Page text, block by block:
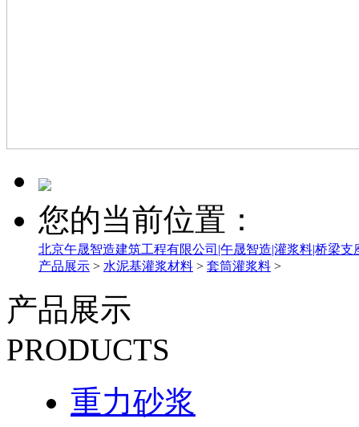
您的当前位置：
北京午晟智造建筑工程有限公司|午晟智造|灌浆料|桥梁
产品展示 > 水泥基灌浆材料 > 套筒灌浆料 >
产品展示
PRODUCTS
重力砂浆